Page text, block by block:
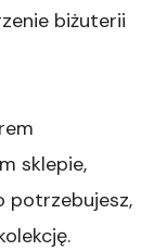
biżuterii
sklepie,
potrzebujesz,